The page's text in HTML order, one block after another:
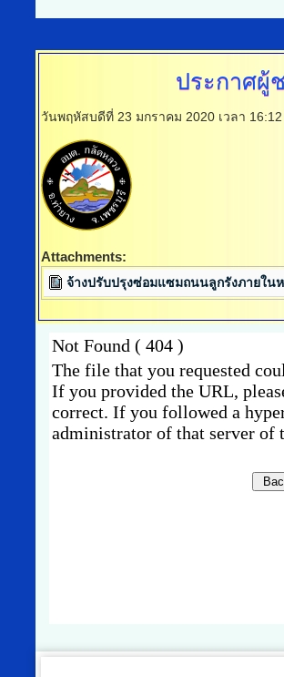
ประกาศผู้
วันพฤหัสบดีที่ 23 มกราคม 2020 เวลา 16:12
Attachments:
จ้างปรับปรุงซ่อมแซมถนนลูกรังภายใน